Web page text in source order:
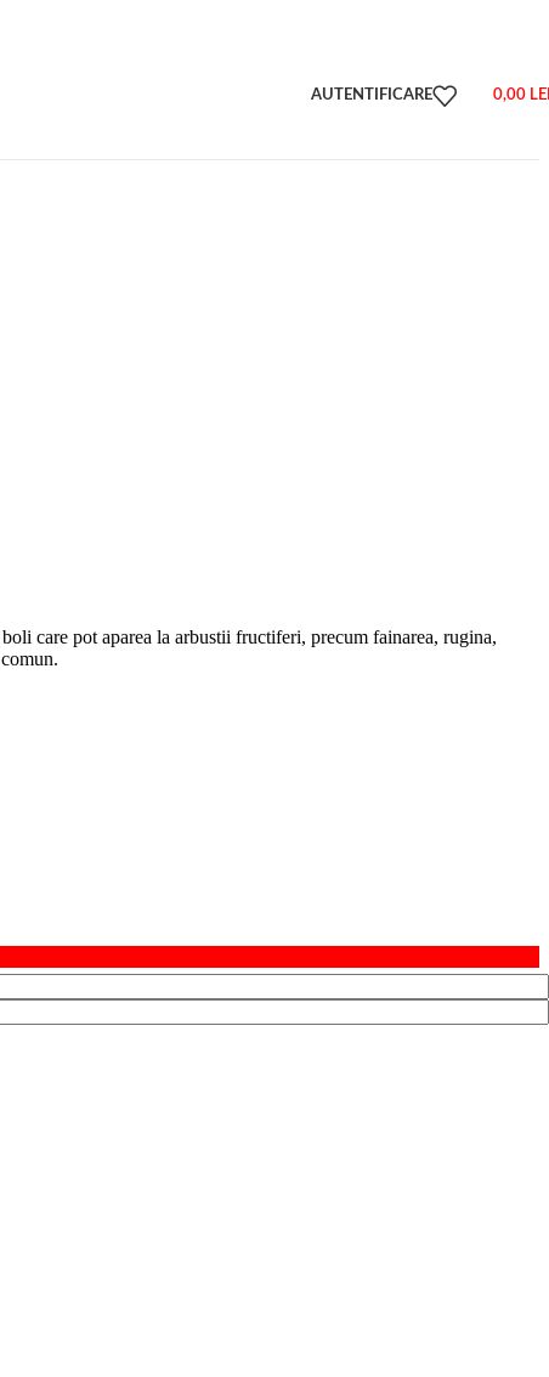
AUTENTIFICARE 0,00
care pot aparea la arbustii fructiferi, precum fainarea, rugina,